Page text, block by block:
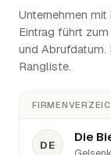
Unternehmen
Eintrag führt
und Abrufdatum.
Rangliste.
DE